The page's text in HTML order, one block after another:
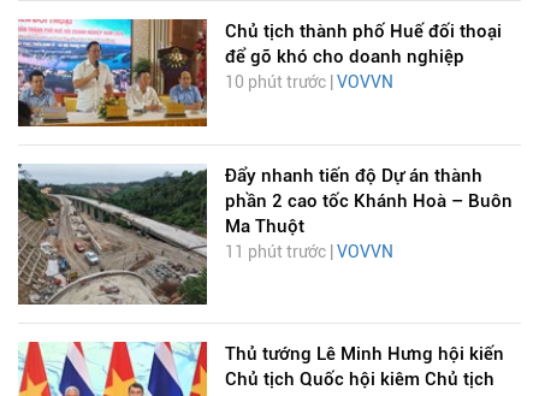
Chủ tịch thành phố Huế đối thoại
để gỡ khó cho doanh nghiệp
10 phút trước | VOVVN
Đẩy nhanh tiến độ Dự án thành
phần 2 cao tốc Khánh Hoà – Buôn
Ma Thuột
11 phút trước | VOVVN
Thủ tướng Lê Minh Hưng hội kiến
Chủ tịch Quốc hội kiêm Chủ tịch